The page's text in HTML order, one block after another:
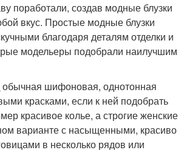
поработали, создав модные блузки
вкус. Простые модные блузки
благодаря деталям отделки и
модельеры подобрали наилучшим
шифоновая, однотонная
красками, если к ней подобрать
красивое колье, а строгие женские
варианте с насыщенными, красиво
в несколько рядов или